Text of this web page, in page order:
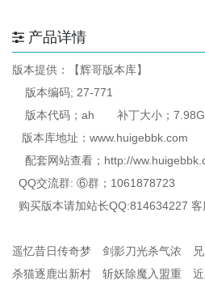
产品详情
版本提供：【辉哥版本库】
版本编码; 27-771
版本代码；ah 补丁大小；7.98G
版本库地址：www.huigebbk.com
配套网站查看；http://
QQ交流群: ⑥群；1061878723
购买版本请加站长QQ:814634227
遥忆昔日传奇梦 剑影刀光杀气浓
杀猫逐鹿出新村 斩妖除魔入盟重